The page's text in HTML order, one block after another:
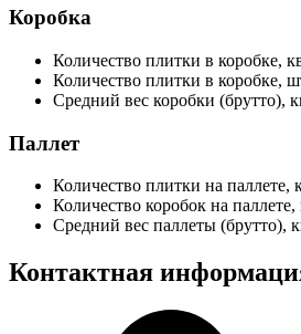
Коробка
Количество плитки в коробке,
Количество плитки в коробке,
Средний вес коробки (брутто),
Паллет
Количество плитки на паллете,
Количество коробок на
Средний вес паллеты (брутто),
Контактная